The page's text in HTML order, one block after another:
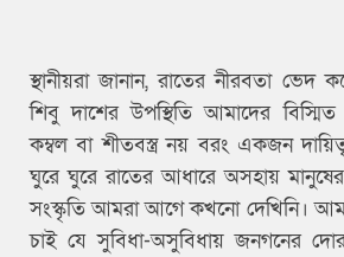
স্থানীয়রা জানান, রাতের নীরবতা ভেদ
শিবু দাশের উপস্থিতি আমাদের
কম্বল বা শীতবস্ত্র নয় বরং একজন
ঘুরে ঘুরে রাতের আধারে অসহায়
সংস্কৃতি আমরা আগে কখনো দেখিনি।
চাই যে সুবিধা-অসুবিধায় জনগনের